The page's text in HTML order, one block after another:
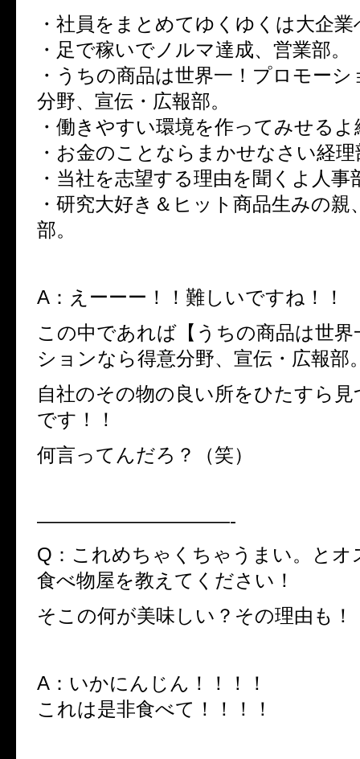
・社員をまとめてゆくゆくは大企
・足で稼いでノルマ達成、営業部。
・うちの商品は世界一！プロモー
分野、宣伝・広報部。
・働きやすい環境を作ってみせるよ
・お金のことならまかせなさい経理
・当社を志望する理由を聞くよ人事
・研究大好き＆ヒット商品生みの親
部。
A：えーーー！！難しいですね！！
この中であれば【うちの商品は世
ションなら得意分野、宣伝・広報部
自社のその物の良い所をひたすら
です！！
何言ってんだろ？（笑）
——————————-
Q：これめちゃくちゃうまい。とオ
食べ物屋を教えてください！
そこの何が美味しい？その理由も！
A：いかにんじん！！！！
これは是非食べて！！！！